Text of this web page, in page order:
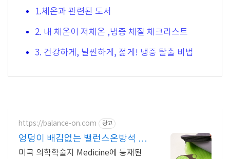
1.체온과 관련된 도서
2. 내 체온이 저체온 ,냉증 체질 체크리스트
3. 건강하게, 날씬하게, 젊게! 냉증 탈출 비법
https://balance-on.com 광고
엉덩이 배김없는 밸런스온방석 누
적 판매량 135만 돌파!
미국 의학학술지 Medicine에 등재된